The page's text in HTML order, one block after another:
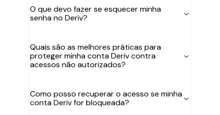
O que devo fazer se esquecer minha
senha no Deriv?
Quais são as melhores práticas para
proteger minha conta Deriv contra
acessos não autorizados?
Como posso recuperar o acesso se minha
conta Deriv for bloqueada?